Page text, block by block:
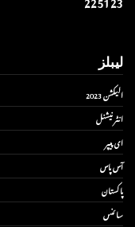
لیبلز
الیکشن 2023
انٹر نیشنل
ای پیپر
آس پاس
پاکستان
سائنس